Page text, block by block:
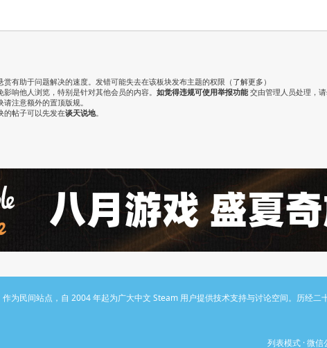
赏有助于问题解决的速度。发错可能失去在该板块发布主题的权限（ 了解更多 ）
响他人浏览，特别是针对其他会员的内容。 如觉得违规可使用举报功能 交由管理人员处理，请
请注意额外的置顶版规。
的帖子可以先发在谈天说地。
民间站点，自 2004 年起为广大中文 Steam 用户提供技术支持与讨论空间。历经二
列表模式 ·微信